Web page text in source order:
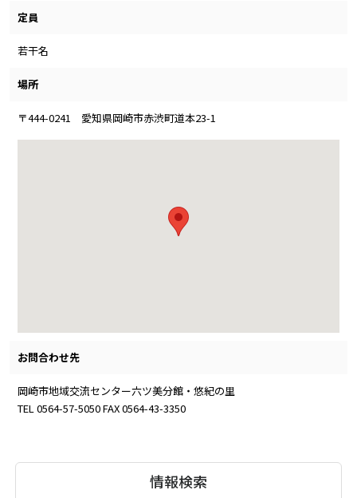
定員
若干名
場所
〒444-0241 愛知県岡崎市赤渋町道本23-1
お問合わせ先
岡崎市地域交流センター六ツ美分館・悠紀の里
TEL 0564-57-5050 FAX 0564-43-3350
情報検索